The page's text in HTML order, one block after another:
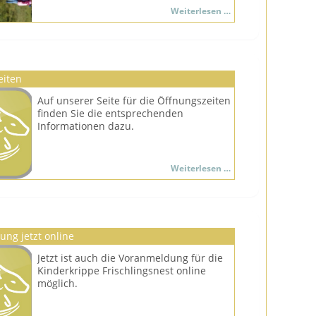
sich die Kinder der Grundschule jeden
Morgen in drei Gruppen. In diesen
Weiterlesen …
"Natürliche
Auf unserer Seite für die Öffnungszeiten
finden Sie die entsprechenden
Informationen dazu.
Weiterlesen …
jetzt online
Jetzt ist auch die Voranmeldung für die
Kinderkrippe Frischlingsnest online
möglich.